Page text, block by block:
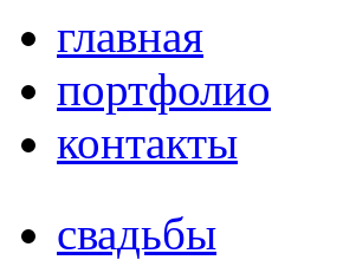
главная
портфолио
контакты
свадьбы